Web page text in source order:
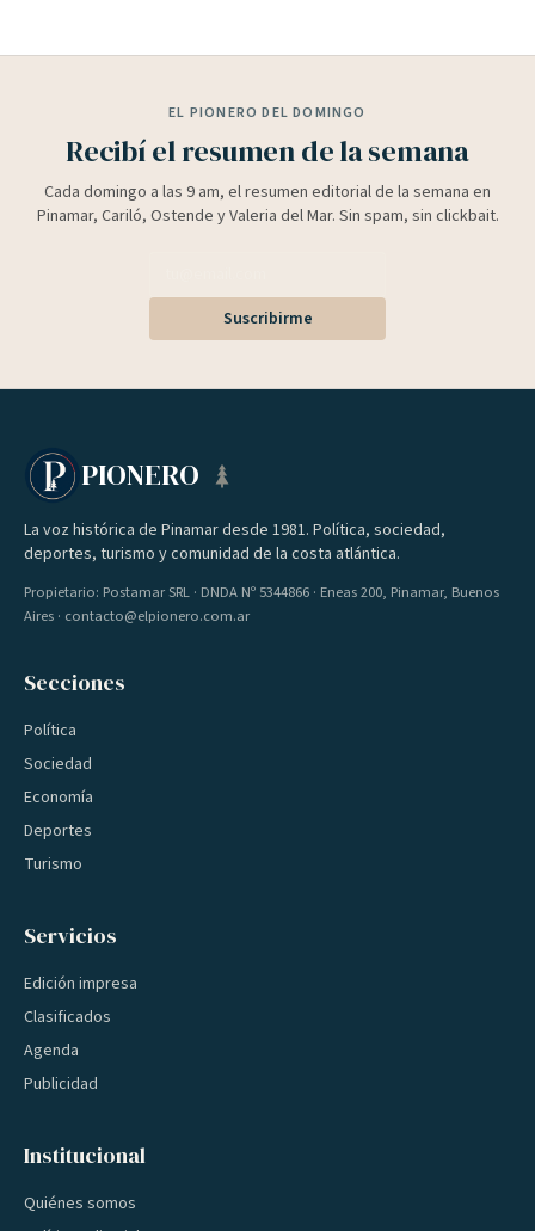
EL PIONERO DEL DOMINGO
Recibí el resumen de la semana
Cada domingo a las 9 am, el resumen editorial de la semana en
Pinamar, Cariló, Ostende y Valeria del Mar. Sin spam, sin clickbait.
Suscribirme
PIONERO
La voz histórica de Pinamar desde 1981. Política, sociedad,
deportes, turismo y comunidad de la costa atlántica.
Propietario: Postamar SRL · DNDA Nº 5344866 · Eneas 200, Pinamar, Buenos
Aires · contacto@elpionero.com.ar
Secciones
Política
Sociedad
Economía
Deportes
Turismo
Servicios
Edición impresa
Clasificados
Agenda
Publicidad
Institucional
Quiénes somos